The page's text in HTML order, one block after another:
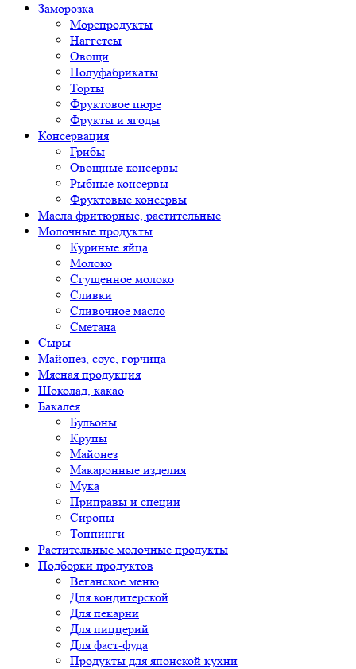
Заморозка
Морепродукты
Наггетсы
Овощи
Полуфабрикаты
Торты
Фруктовое пюре
Фрукты и ягоды
Консервация
Грибы
Овощные консервы
Рыбные консервы
Фруктовые консервы
Масла фритюрные, растительные
Молочные продукты
Куриные яйца
Молоко
Сгущенное молоко
Сливки
Сливочное масло
Сметана
Сыры
Майонез, соус, горчица
Мясная продукция
Шоколад, какао
Бакалея
Бульоны
Крупы
Майонез
Макаронные изделия
Мука
Приправы и специи
Сиропы
Топпинги
Растительные молочные продукты
Подборки продуктов
Веганское меню
Для кондитерской
Для пекарни
Для пиццерий
Для фаст-фуда
Продукты для японской кухни